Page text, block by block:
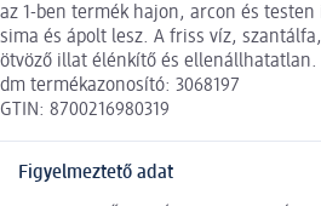
az 1-ben termék hajon, arcon és
sima és ápolt lesz. A friss víz,
ötvöző illat élénkítő és ellenállhatatlan.
dm termékazonosító: 3068197
GTIN: 8700216980319
Figyelmeztető adat